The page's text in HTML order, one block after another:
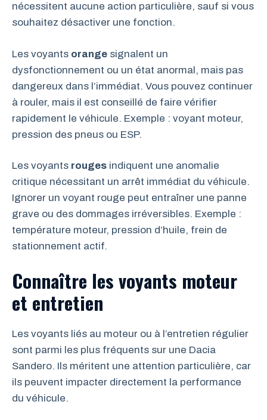
nécessitent aucune action particulière, sauf si vous
souhaitez désactiver une fonction.
Les voyants orange signalent un
dysfonctionnement ou un état anormal, mais pas
dangereux dans l’immédiat. Vous pouvez continuer
à rouler, mais il est conseillé de faire vérifier
rapidement le véhicule. Exemple : voyant moteur,
pression des pneus ou ESP.
Les voyants rouges indiquent une anomalie
critique nécessitant un arrêt immédiat du véhicule.
Ignorer un voyant rouge peut entraîner une panne
grave ou des dommages irréversibles. Exemple :
température moteur, pression d’huile, frein de
stationnement actif.
Connaître les voyants moteur
et entretien
Les voyants liés au moteur ou à l’entretien régulier
sont parmi les plus fréquents sur une Dacia
Sandero. Ils méritent une attention particulière, car
ils peuvent impacter directement la performance
du véhicule.